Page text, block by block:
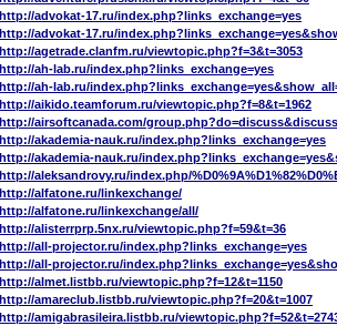
http://advokat-17.ru/index.php?links_exchange=yes
http://advokat-17.ru/
http://agetrade.clanfm.ru/viewtopic.php?f=3&t=3053
http://ah-lab.ru/index.php?links_exchange=yes
http://ah-lab.ru/
http://aikido.teamforum.ru/viewtopic.php?f=8&t=1962
http://airsoftcanada.com/
http://akademia-nauk.ru/index.php?links_exchange=yes
http://akademia-nauk.ru/
http://aleksandrovy.ru/index.php/
http://alfatone.ru/linkexchange/
http://alfatone.ru/linkexchange/all/
http://alisterrprp.5nx.ru/viewtopic.php?f=59&t=36
http://all-projector.ru/index.php?links_exchange=yes
http://all-projector.ru/
http://almet.listbb.ru/viewtopic.php?f=12&t=1150
http://amareclub.listbb.ru/viewtopic.php?f=20&t=1007
http://amigabrasileira.listbb.ru/